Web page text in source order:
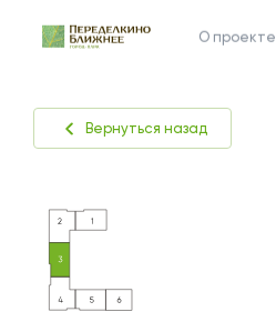
О проекте
Вернуться назад